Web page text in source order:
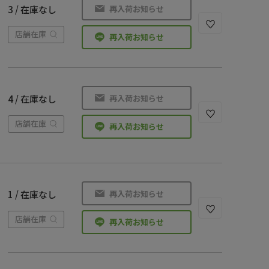
3 / 在庫なし
店舗在庫
再入荷お知らせ
再入荷お知らせ
4 / 在庫なし
店舗在庫
再入荷お知らせ
再入荷お知らせ
1 / 在庫なし
店舗在庫
再入荷お知らせ
再入荷お知らせ